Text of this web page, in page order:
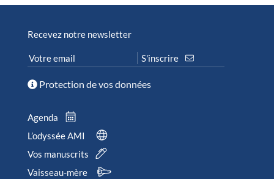
Recevez notre newsletter
Protection de vos données
Agenda
L’odyssée AMI
Vos manuscrits
Vaisseau-mère